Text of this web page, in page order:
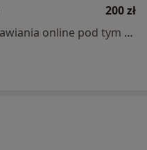
200 zł
Specjalista nie oferuje umawiania online pod tym adresem.